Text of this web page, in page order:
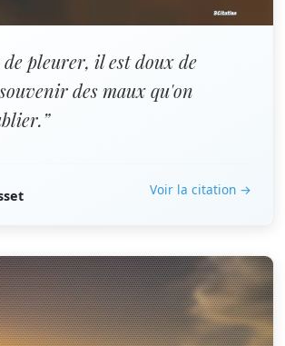
de pleurer, il est doux de
des maux qu'on
Voir la citation →